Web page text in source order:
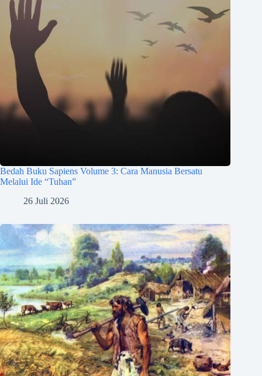
Bedah Buku Sapiens Volume 3: Cara Manusia Bersatu
Melalui Ide “Tuhan”
26 Juli 2026